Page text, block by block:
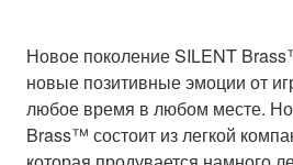
Новое поколение SILENT
новые позитивные эмоции от
любое время в любом месте.
Brass™ состоит из легкой